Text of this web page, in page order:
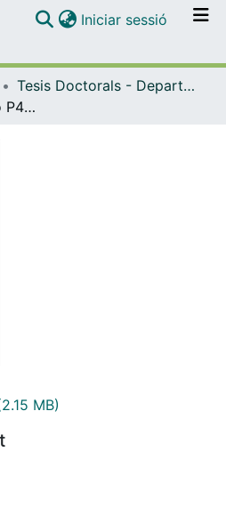
Navega per tot el DD
Iniciar sessió (current)
Tesis Doctorals - Departament - Fisiologia (Biologia)
Actividad citocromo P450 aromatasa en la lubina ("Dicentrarchus Labrax" L.)
MB)